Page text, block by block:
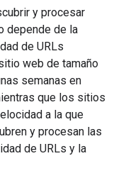
y procesar
depende de la
de URLs
web de tamaño
semanas en
que los sitios
a la que
y procesan las
de URLs y la